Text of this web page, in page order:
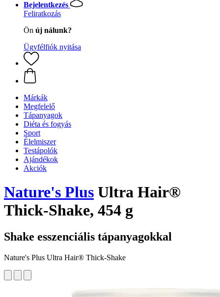
Bejelentkezés
Feliratkozás
Ön új nálunk?
Ügyfélfiók nyitása
Márkák
Megfelelő
Tápanyagok
Diéta és fogyás
Sport
Élelmiszer
Testápolók
Ajándékok
Akciók
Nature's Plus Ultra Hair®
Thick-Shake, 454 g
Shake esszenciális tápanyagokkal
Nature's Plus Ultra Hair® Thick-Shake